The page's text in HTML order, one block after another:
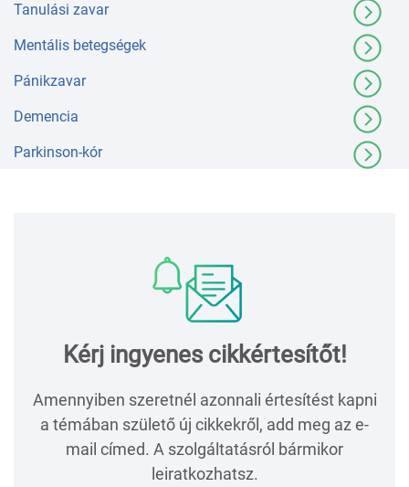
Tanulási zavar
Mentális betegségek
Pánikzavar
Demencia
Parkinson-kór
Kérj ingyenes cikkértesítőt!
Amennyiben szeretnél azonnali értesítést kapni
a témában születő új cikkekről, add meg az e-
mail címed. A szolgáltatásról bármikor
leiratkozhatsz.